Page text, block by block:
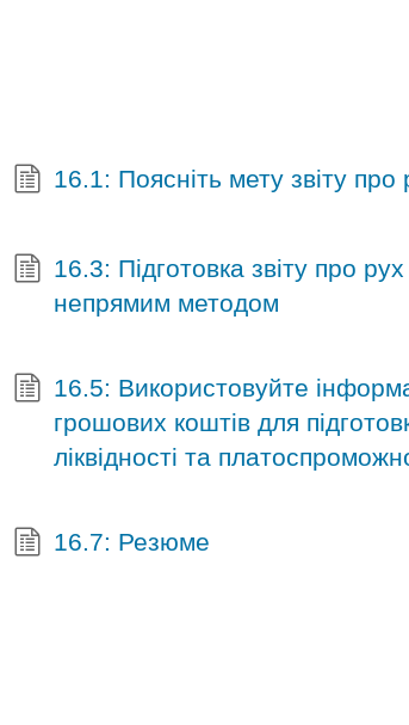
16.1: Поясніть мету звіту
16.3: Підготовка звіту про
непрямим методом
16.5: Використовуйте
грошових коштів для
ліквідності та
16.7: Резюме